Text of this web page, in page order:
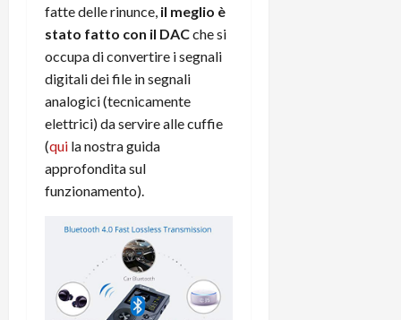
fatte delle rinunce, il meglio è
stato fatto con il DACche si
occupa di convertire i segnali
digitali dei file in segnali
analogici (tecnicamente
elettrici) da servire alle cuffie
(qui la nostra guida
approfondita sul
funzionamento).